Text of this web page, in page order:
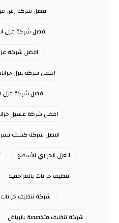
افضل شركة رش
افضل شركة عزل
افضل شركة
افضل شركة عزل
افضل شركة عزل
افضل شركة غسيل
افضل شركة كشف
العزل الحراري للأسطح
تنظيف خزانات بالمزاحمية
شركة تنظيف خزانات
شركة تنظيف متخصصة بالرياض